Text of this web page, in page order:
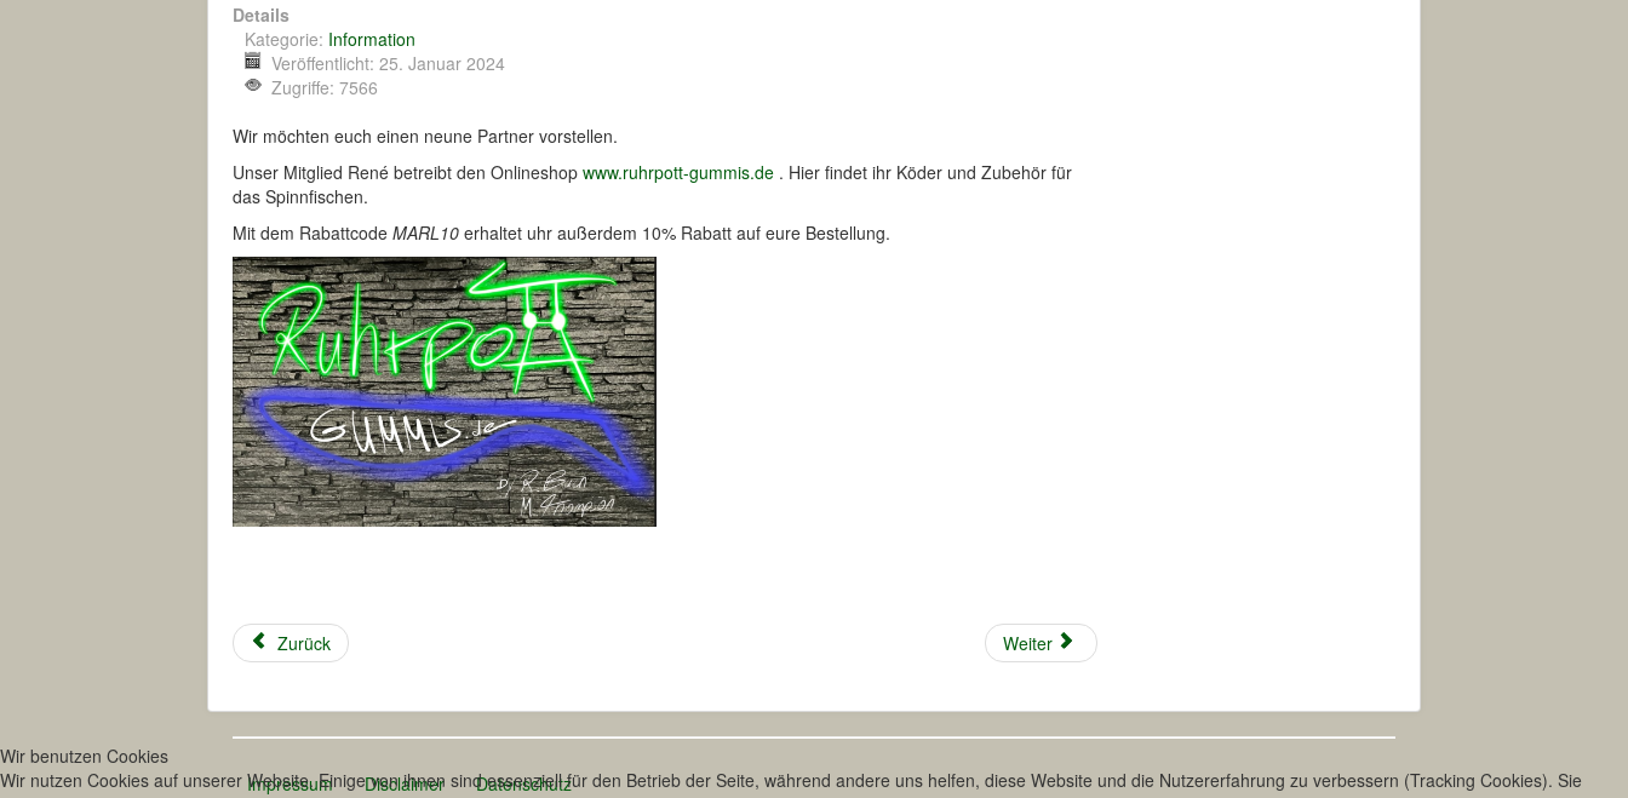
Details
Kategorie: Information
Veröffentlicht: 25. Januar 2024
Zugriffe: 7566
Wir möchten euch einen neune Partner vorstellen.
Unser Mitglied René betreibt den Onlineshop www.ruhrpott-gummis.de . Hier findet ihr Köder und Zubehör für
das Spinnfischen.
Mit dem Rabattcode MARL10 erhaltet uhr außerdem 10% Rabatt auf eure Bestellung.
Zurück Weiter
Impressum Disclaimer Datenschutz
Wir benutzen Cookies
Wir nutzen Cookies auf unserer Website. Einige von ihnen sind essenziell für den Betrieb der Seite, während andere uns helfen, diese Website und die Nutzererfahrung zu verbessern (Tracking Cookies). Sie